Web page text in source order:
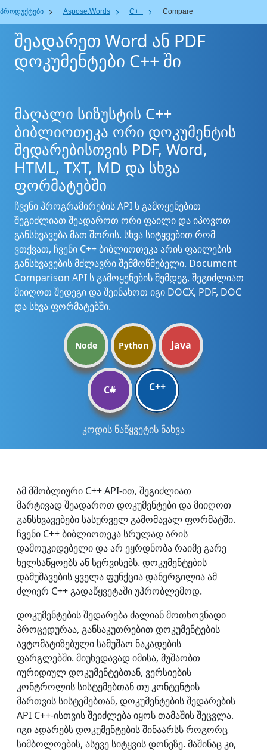
პროდუქტები Aspose.Words C++ Compare
შეადარეთ Word ან PDF
დოკუმენტები C++ ში
მაღალი სიზუსტის C++
ბიბლიოთეკა ორი დოკუმენტის
შედარებისთვის PDF, Word,
HTML, TXT, MD და სხვა
ფორმატებში
ჩვენი პროგრამირების API ს გამოყენებით
შეგიძლიათ შეადაროთ ორი ფაილი და იპოვოთ
განსხვავება მათ შორის. სხვა სიტყვებით რომ
ვთქვათ, ჩვენი C++ ბიბლიოთეკა არის ფაილების
განსხვავების მძლავრი შემმოწმებელი. Document
Comparison API ს გამოყენების შემდეგ, შეგიძლიათ
მიიღოთ შედეგი და შეინახოთ იგი DOCX, PDF, DOC
და სხვა ფორმატებში.
Node Python Java
C# C++
კოდის ნაწყვეტის ნახვა
ამ მშობლიური C++ API-ით, შეგიძლიათ
მარტივად შეადაროთ დოკუმენტები და მიიღოთ
განსხვავებები სასურველ გამომავალ ფორმატში.
ჩვენი C++ ბიბლიოთეკა სრულად არის
დამოუკიდებელი და არ ეყრდნობა რაიმე გარე
ხელსაწყოებს ან სერვისებს. დოკუმენტების
დამუშავების ყველა ფუნქცია დანერგილია ამ
ძლიერ C++ გადაწყვეტაში უპრობლემოდ.
დოკუმენტების შედარება ძალიან მოთხოვნადი
პროცედურაა, განსაკუთრებით დოკუმენტების
ავტომატიზებული სამუშაო ნაკადების
ფარგლებში. მიუხედავად იმისა, მუშაობთ
იურიდიულ დოკუმენტებთან, ვერსიების
კონტროლის სისტემებთან თუ კონტენტის
მართვის სისტემებთან, დოკუმენტების შედარების
API C++-ისთვის შეიძლება იყოს თამაშის შეცვლა.
იგი ადარებს დოკუმენტების შინაარსს როგორც
სიმბოლოების, ასევე სიტყვის დონეზე. მაშინაც კი,